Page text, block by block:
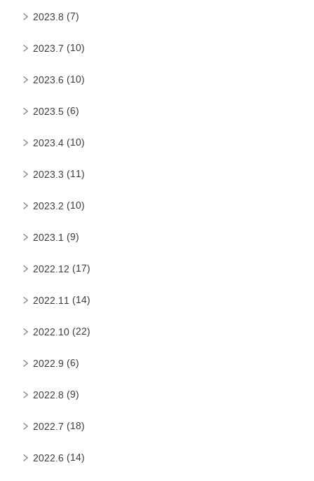
2023.8 (7)
2023.7 (10)
2023.6 (10)
2023.5 (6)
2023.4 (10)
2023.3 (11)
2023.2 (10)
2023.1 (9)
2022.12 (17)
2022.11 (14)
2022.10 (22)
2022.9 (6)
2022.8 (9)
2022.7 (18)
2022.6 (14)